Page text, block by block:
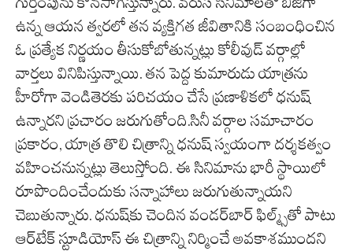
ఉన్న ఆయన త్వరలో తన వ్యక్తిగత జీవితానికి సంబంధించిన
ఓ ప్రత్యేక నిర్ణయం తీసుకోబోతున్నట్లు కోలీవుడ్ వర్గాల్లో
వార్తలు వినిపిస్తున్నాయి. తన పెద్ద కుమారుడు యాత్రను
హీరోగా వెండితెరకు పరిచయం చేసే ప్రణాళికలో ధనుష్
ఉన్నారని ప్రచారం జరుగుతోంది.సినీ వర్గాల సమాచారం
ప్రకారం, యాత్ర తొలి చిత్రాన్ని ధనుష్ స్వయంగా దర్శకత్వం
వహించనున్నట్లు తెలుస్తోంది. ఈ సినిమాను భారీ స్థాయిలో
రూపొందించేందుకు సన్నాహాలు జరుగుతున్నాయని
చెబుతున్నారు. ధనుష్‌కు చెందిన వండర్‌బార్ ఫిల్మ్స్‌తో పాటు
ఆర్‌టేక్ స్టూడియోస్ ఈ చిత్రాన్ని నిర్మించే అవకాశముందని